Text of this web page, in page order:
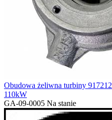
Obudowa żeliwna turbiny
110kW
GA-09-0005 Na stanie